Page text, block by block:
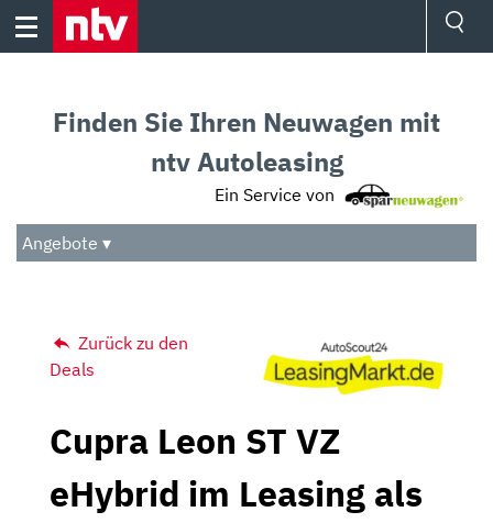
Skip
Audio
Das Beste
Finden Sie Ihren Neuwagen mit
ntv Autoleasing
Ein Service von
Angebote ▾
Zurück zu den
Deals
Cupra Leon ST VZ
eHybrid im Leasing als